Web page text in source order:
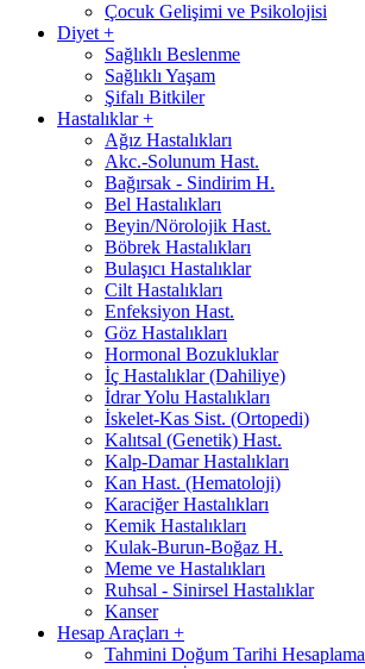
Çocuk Gelişimi ve Psikolojisi
Diyet +
Sağlıklı Beslenme
Sağlıklı Yaşam
Şifalı Bitkiler
Hastalıklar+
Ağız Hastalıkları
Akc.-Solunum Hast.
Bağırsak - Sindirim H.
Bel Hastalıkları
Beyin/Nörolojik Hast.
Böbrek Hastalıkları
Bulaşıcı Hastalıklar
Cilt Hastalıkları
Enfeksiyon Hast.
Göz Hastalıkları
Hormonal Bozukluklar
İç Hastalıklar (Dahiliye)
İdrar Yolu Hastalıkları
İskelet-Kas Sist. (Ortopedi)
Kalıtsal (Genetik) Hast.
Kalp-Damar Hastalıkları
Kan Hast. (Hematoloji)
Karaciğer Hastalıkları
Kemik Hastalıkları
Kulak-Burun-Boğaz H.
Meme ve Hastalıkları
Ruhsal - Sinirsel Hastalıklar
Kanser
Hesap Araçları +
Tahmini Doğum Tarihi Hesaplama